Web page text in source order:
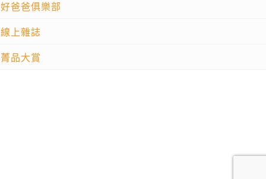
好爸爸俱樂部
線上雜誌
菁品大賞